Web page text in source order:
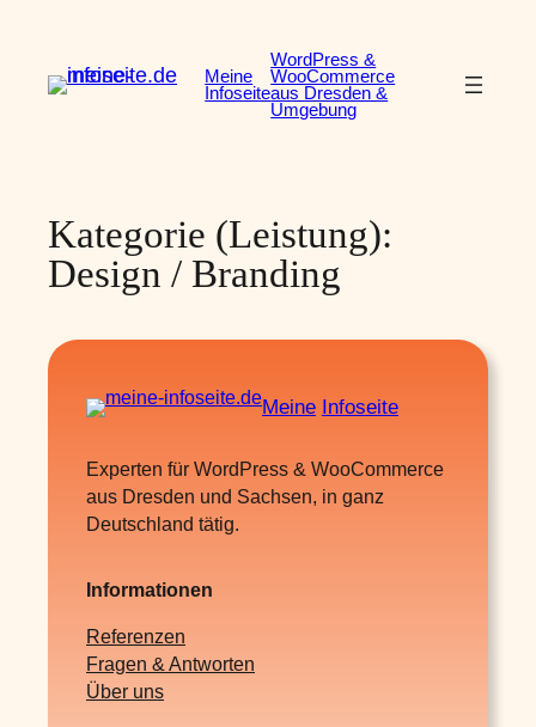
springen
Meine
Infoseite
WordPress &
WooCommerce
aus Dresden &
Umgebung
Kategorie (Leistung):
Design / Branding
Meine Infoseite
Experten für WordPress & WooCommerce
aus Dresden und Sachsen, in ganz
Deutschland tätig.
Informationen
Referenzen
Fragen & Antworten
Über uns